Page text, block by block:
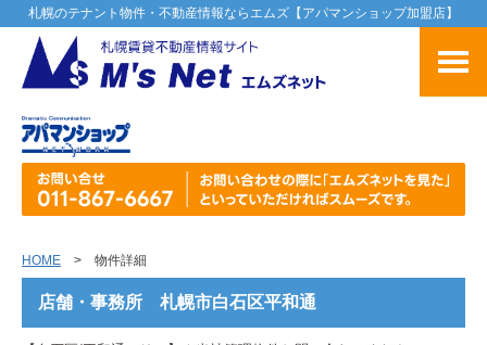
札幌のテナント物件・不動産情報ならエムズ【アパマンショップ加盟店】
HOME > 物件詳細
店舗・事務所 札幌市白石区平和通